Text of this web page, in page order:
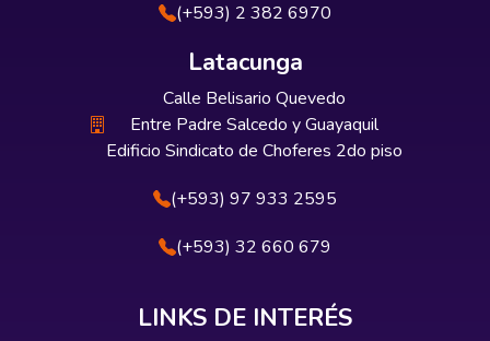
(+593) 2 382 6970
Latacunga
Calle Belisario Quevedo
Entre Padre Salcedo y Guayaquil
Edificio Sindicato de Choferes 2do piso
(+593) 97 933 2595
(+593) 32 660 679
LINKS DE INTERÉS